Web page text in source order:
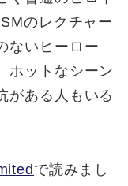
のレクチャー
ないヒーロー
ホットなシーン
がある人もいる
で読みまし